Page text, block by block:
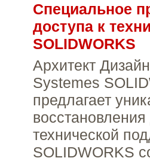
Специальное
доступа к
SOLIDWORKS
Архитект
Systemes
предлагает
технической
SOLIDWORKS